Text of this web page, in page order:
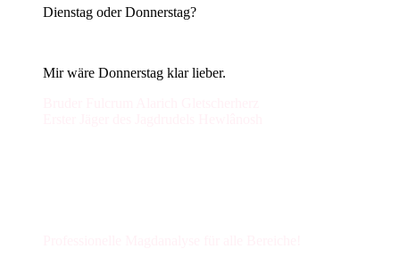
Dienstag oder Donnerstag?
Mir wäre Donnerstag klar lieber.